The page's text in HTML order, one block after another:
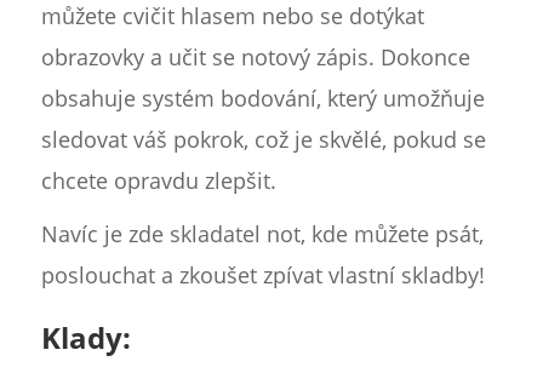
můžete cvičit hlasem nebo se dotýkat
obrazovky a učit se notový zápis. Dokonce
obsahuje systém bodování, který umožňuje
sledovat váš pokrok, což je skvělé, pokud se
chcete opravdu zlepšit.
Navíc je zde skladatel not, kde můžete psát,
poslouchat a zkoušet zpívat vlastní skladby!
Klady: